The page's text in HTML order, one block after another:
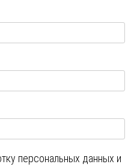
персональных данных и